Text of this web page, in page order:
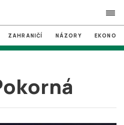
search
ZAHRANIČÍ NÁZORY